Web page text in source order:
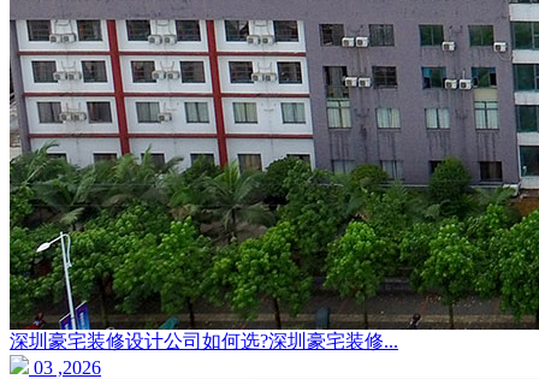
深圳豪宅装修设计公司如何选?深圳豪宅装修...
03 ,2026